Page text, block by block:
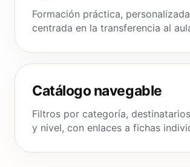
Formación práctica,
centrada en la transferencia al
Catálogo navegable
Filtros por categoría,
y nivel, con enlaces a fichas